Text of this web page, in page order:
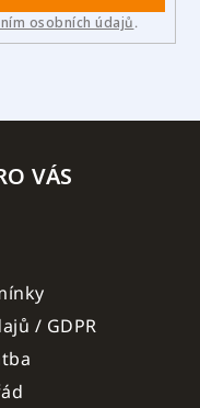
osobních údajů.
VÁS
/ GDPR